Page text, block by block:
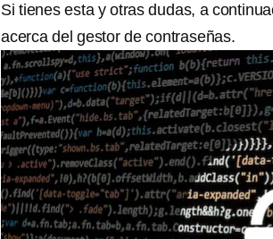
Si tienes esta y otras dudas, a
acerca del gestor de contraseñas.